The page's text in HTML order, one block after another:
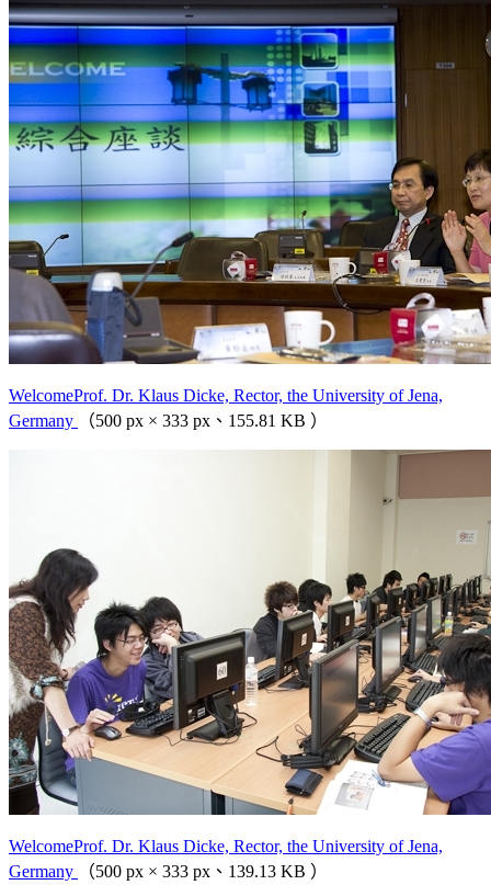
WelcomeProf. Dr. Klaus Dicke, Rector, the University of Jena,
Germany
（500 px × 333 px、155.81 KB ）
WelcomeProf. Dr. Klaus Dicke, Rector, the University of Jena,
Germany
（500 px × 333 px、139.13 KB ）